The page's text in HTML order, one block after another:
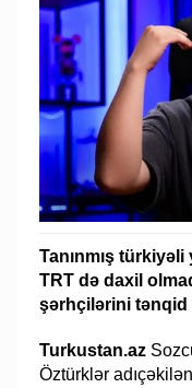
Tanınmış
TRT də daxil
şərhçilərini tənqid
Turkustan.az
Öztürklər adıçəkilən